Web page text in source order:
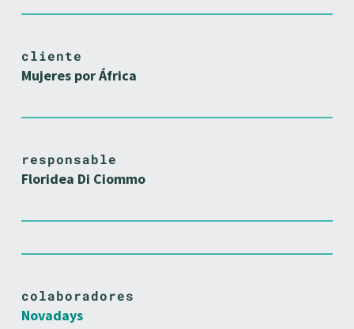
cliente
Mujeres por África
responsable
Floridea Di Ciommo
colaboradores
Novadays